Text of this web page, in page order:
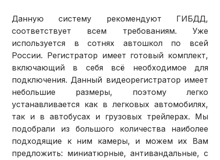
Данную систему рекомендуют ГИБДД,
соответствует всем требованиям. Уже
используется в сотнях автошкол по всей
России. Регистратор имеет готовый комплект,
включающий в себя всё необходимое для
подключения. Данный видеорегистратор имеет
небольшие размеры, поэтому легко
устанавливается как в легковых автомобилях,
так и в автобусах и грузовых трейлерах. Мы
подобрали из большого количества наиболее
подходящие к ним камеры, и можем их Вам
предложить: миниатюрные, антивандальные, с